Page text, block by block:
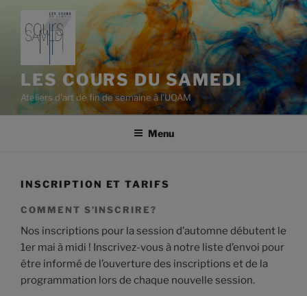
contenu
principal
LES COURS DU SAMEDI
Ateliers d'art de fin de semaine à l'UQAM
Menu
INSCRIPTION ET TARIFS
COMMENT S’INSCRIRE?
Nos inscriptions pour la session d’automne débutent le
1er mai à midi ! Inscrivez-vous à notre liste d’envoi pour
être informé de l’ouverture des inscriptions et de la
programmation lors de chaque nouvelle session.